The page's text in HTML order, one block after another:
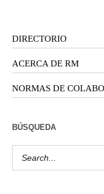
DIRECTORIO
ACERCA DE RM
NORMAS DE
BÚSQUEDA